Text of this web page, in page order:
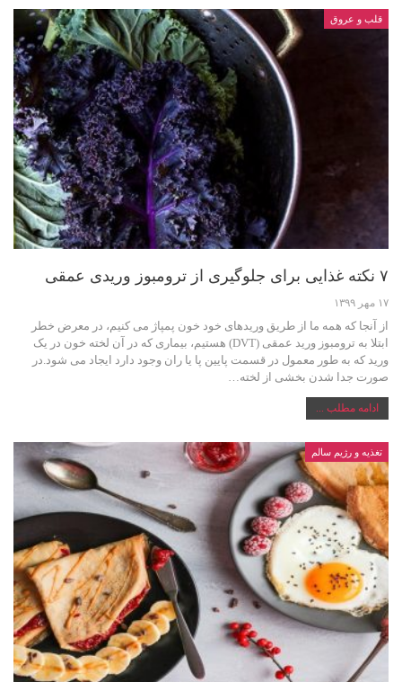
قلب و عروق
۷ نکته غذایی برای جلوگیری از ترومبوز وریدی عمقی
۱۷ مهر ۱۳۹۹
از آنجا که همه ما از طریق وریدهای خود خون پمپاژ می کنیم، در معرض خطر
ابتلا به ترومبوز ورید عمقی (DVT) هستیم، بیماری که در آن لخته خون در یک
ورید که به طور معمول در قسمت پایین پا یا ران وجود دارد ایجاد می شود.در
صورت جدا شدن بخشی از لخته…
ادامه مطلب ...
تغذیه و رژیم سالم